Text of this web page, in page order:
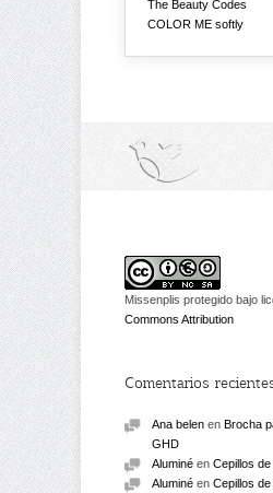
The Beauty Codes
COLOR ME softly
Missenplis protegido bajo
Commons Attribution
Comentarios
Ana belen en Brocha
GHD
Aluminé en Cepillos
Aluminé en Cepillos